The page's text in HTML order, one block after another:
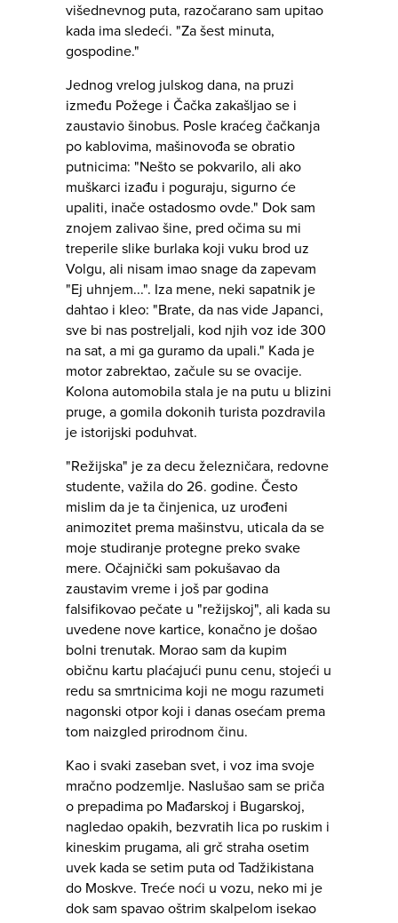
višednevnog puta, razočarano sam upitao
kada ima sledeći. "Za šest minuta,
gospodine."
Jednog vrelog julskog dana, na pruzi
između Požege i Čačka zakašljao se i
zaustavio šinobus. Posle kraćeg čačkanja
po kablovima, mašinovođa se obratio
putnicima: "Nešto se pokvarilo, ali ako
muškarci izađu i poguraju, sigurno će
upaliti, inače ostadosmo ovde." Dok sam
znojem zalivao šine, pred očima su mi
treperile slike burlaka koji vuku brod uz
Volgu, ali nisam imao snage da zapevam
"Ej uhnjem...". Iza mene, neki sapatnik je
dahtao i kleo: "Brate, da nas vide Japanci,
sve bi nas postreljali, kod njih voz ide 300
na sat, a mi ga guramo da upali." Kada je
motor zabrektao, začule su se ovacije.
Kolona automobila stala je na putu u blizini
pruge, a gomila dokonih turista pozdravila
je istorijski poduhvat.
"Režijska" je za decu železničara, redovne
studente, važila do 26. godine. Često
mislim da je ta činjenica, uz urođeni
animozitet prema mašinstvu, uticala da se
moje studiranje protegne preko svake
mere. Očajnički sam pokušavao da
zaustavim vreme i još par godina
falsifikovao pečate u "režijskoj", ali kada su
uvedene nove kartice, konačno je došao
bolni trenutak. Morao sam da kupim
običnu kartu plaćajući punu cenu, stojeći u
redu sa smrtnicima koji ne mogu razumeti
nagonski otpor koji i danas osećam prema
tom naizgled prirodnom činu.
Kao i svaki zaseban svet, i voz ima svoje
mračno podzemlje. Naslušao sam se priča
o prepadima po Mađarskoj i Bugarskoj,
nagledao opakih, bezvratih lica po ruskim i
kineskim prugama, ali grč straha osetim
uvek kada se setim puta od Tadžikistana
do Moskve. Treće noći u vozu, neko mi je
dok sam spavao oštrim skalpelom isekao